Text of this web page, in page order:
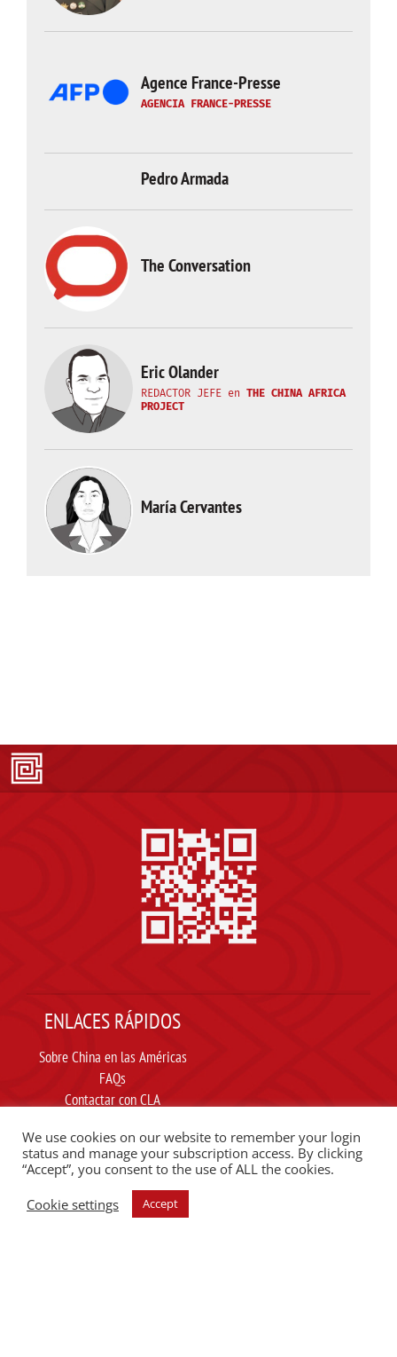
Agence France-Presse
AGENCIA FRANCE-PRESSE
Pedro Armada
The Conversation
Eric Olander
REDACTOR JEFE en THE CHINA AFRICA
PROJECT
María Cervantes
ENLACES RÁPIDOS
Sobre China en las Américas
FAQs
Contactar con CLA
Carta ética
SIGUE A CLA EN REDES SOCIALES
We use cookies on our website to remember your login
status and manage your subscription access. By clicking
“Accept”, you consent to the use of ALL the cookies.
Cookie settings
Accept